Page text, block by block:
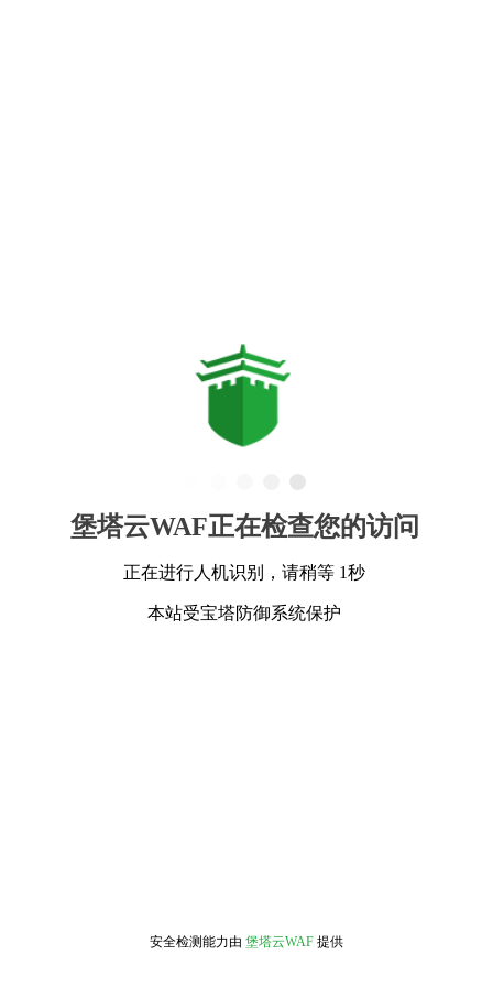
堡塔云WAF正在检查您的访问
正在进行人机识别，请稍等 1秒
本站受宝塔防御系统保护
安全检测能力由 堡塔云WAF 提供